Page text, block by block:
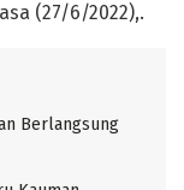
(27/6/2022),.
Berlangsung